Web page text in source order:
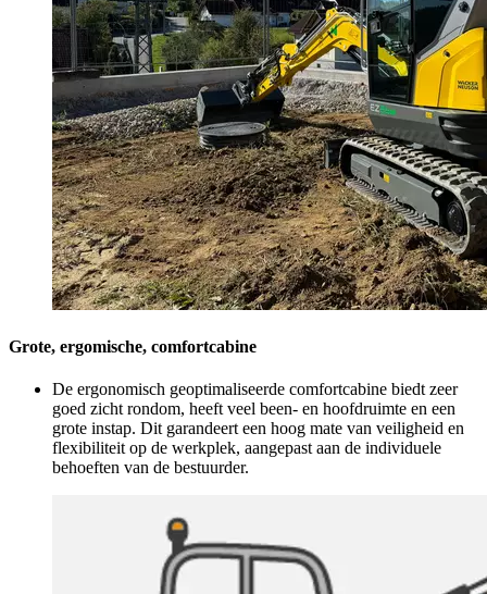
Grote, ergomische, comfortcabine
De ergonomisch geoptimaliseerde comfortcabine biedt zeer
goed zicht rondom, heeft veel been- en hoofdruimte en een
grote instap. Dit garandeert een hoog mate van veiligheid en
flexibiliteit op de werkplek, aangepast aan de individuele
behoeften van de bestuurder.